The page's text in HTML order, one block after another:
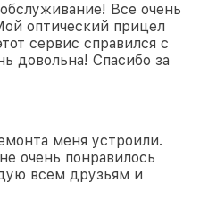
Все очень
оптический прицел
сервис справился с
довольна! Спасибо за
меня устроили.
очень понравилось
всем друзьям и